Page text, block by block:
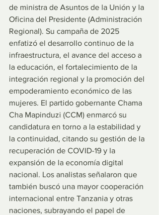
de ministra de Asuntos de la Unión y la
Oficina del Presidente (Administración
Regional). Su campaña de 2025
enfatizó el desarrollo continuo de la
infraestructura, el avance del acceso a
la educación, el fortalecimiento de la
integración regional y la promoción del
empoderamiento económico de las
mujeres. El partido gobernante Chama
Cha Mapinduzi (CCM) enmarcó su
candidatura en torno a la estabilidad y
la continuidad, citando su gestión de la
recuperación de COVID-19 y la
expansión de la economía digital
nacional. Los analistas señalaron que
también buscó una mayor cooperación
internacional entre Tanzania y otras
naciones, subrayando el papel de